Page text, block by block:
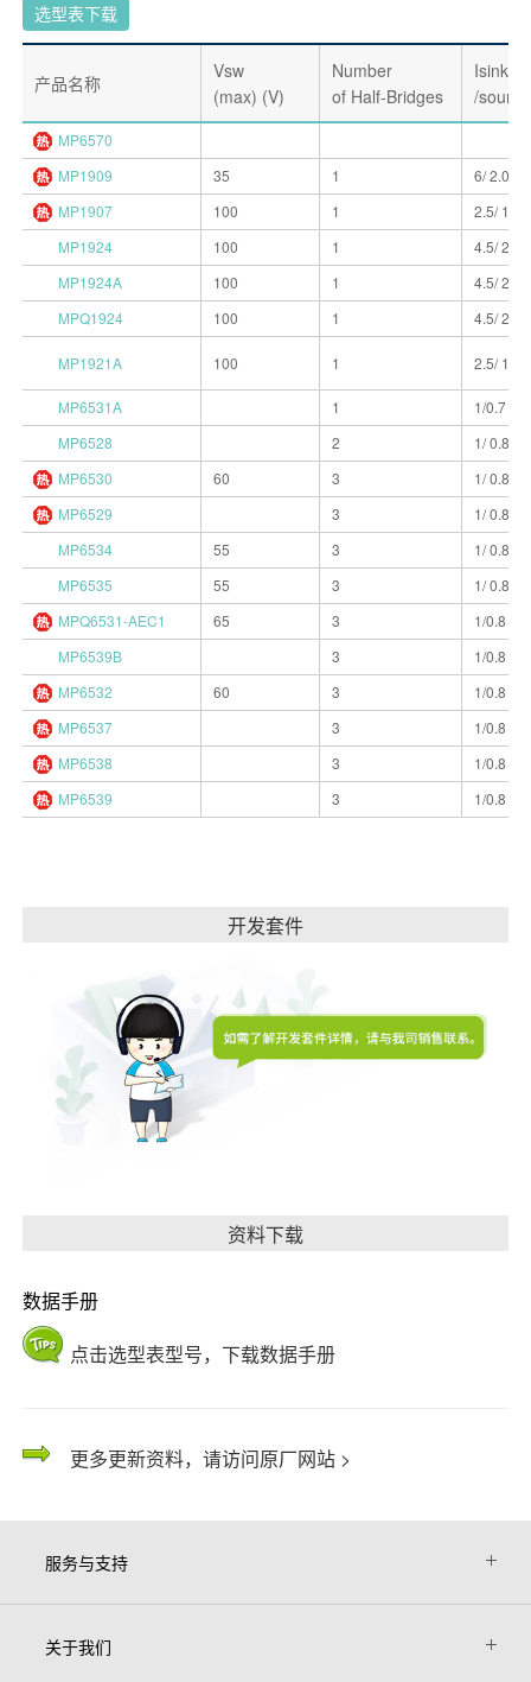
选型表下载
产品名称
Vsw
(max) (V)
Number
of Half-Bridges
Isink
/
MP6570
MP1909
35 1
6/ 2.0
MP1907
100 1
2.5/ 1.5
MP1924
100 1
4.5/ 2.6
MP1924A
100 1
4.5/ 2.6
MPQ1924
100 1 4.5/ 2.6
MP1921A 100 1 2.5/ 1.5
MP6531A 1
1/0.7
MP6528
2
1/ 0.8
MP6530
60 3
1/ 0.8
MP6529
3
1/ 0.8
MP6534
55 3
1/ 0.8
MP6535
55 3
1/ 0.8
MPQ6531-AEC1
65 3
1/0.8
MP6539B
3
1/0.8
MP6532
60 3
1/0.8
MP6537
3
1/0.8
MP6538
3
1/0.8
MP6539
3 1/0.8
开发套件
资料下载
数据手册
点击选型表型号，下载数据手册
更多更新资料，请访问原厂网站 >
服务与支持
关于我们